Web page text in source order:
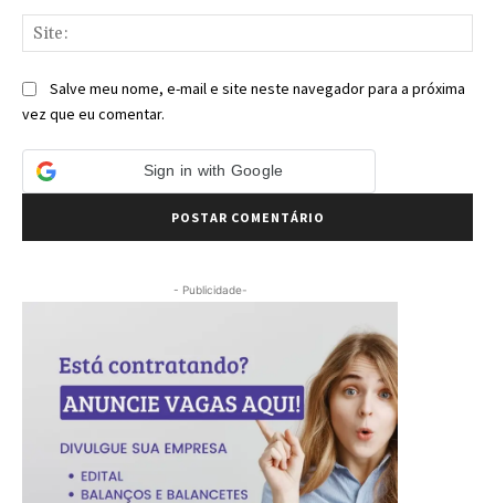
Salve meu nome, e-mail e site neste navegador para a próxima
vez que eu comentar.
Sign in with Google
- Publicidade-